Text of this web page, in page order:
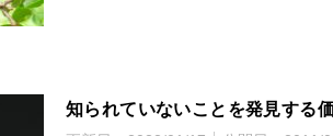
知られていないことを発見する